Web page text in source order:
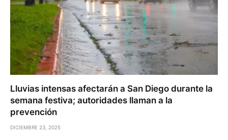
Lluvias intensas afectarán a San Diego durante la
semana festiva; autoridades llaman a la
prevención
DICIEMBRE 23, 2025